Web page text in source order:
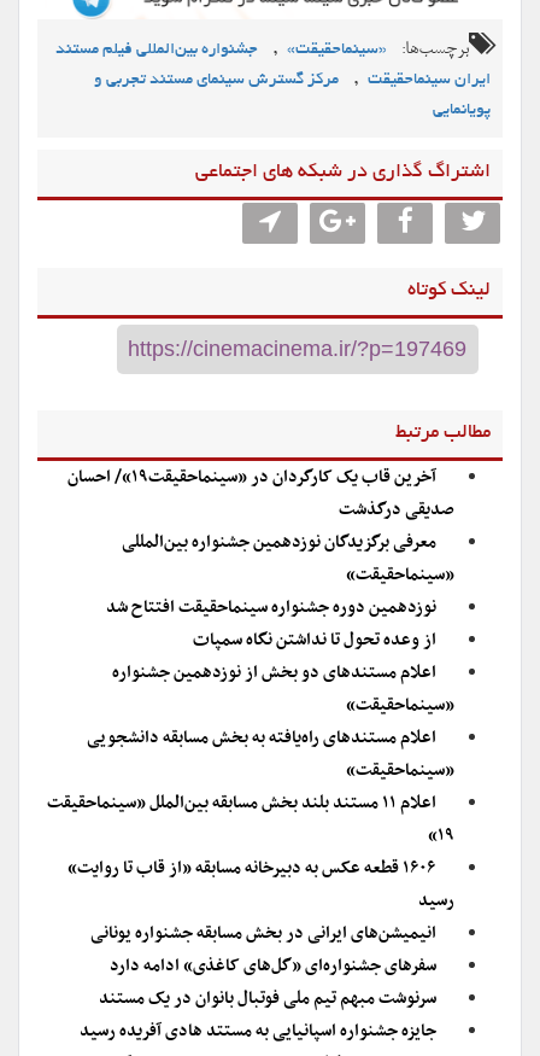
برچسب‌ها: «سینماحقیقت» ,
جشنواره بین‌المللی فیلم مستند
ایران سینماحقیقت ,
مرکز گسترش سینمای مستند تجربی و
پویانمایی
اشتراگ گذاری در شبکه های اجتماعی
لینک کوتاه
مطالب مرتبط
آخرین قاب یک کارگردان در «سینماحقیقت۱۹»/ احسان
صدیقی درگذشت
معرفی برگزیدگان نوزدهمین جشنواره بین‌المللی
«سینماحقیقت»
نوزدهمین دوره جشنواره سینماحقیقت افتتاح شد
از وعده تحول تا نداشتن نگاه سمپات
اعلام مستندهای دو بخش از نوزدهمین جشنواره
«سینماحقیقت»
اعلام مستندهای راه‌یافته به بخش مسابقه دانشجویی
«سینماحقیقت»
اعلام ۱۱ مستند بلند بخش مسابقه بین‎‌الملل «سینماحقیقت
۱۹»
۱۶۰۶ قطعه عکس به دبیرخانه مسابقه «از قاب تا روایت»
رسید
انیمیشن‌های ایرانی در بخش مسابقه جشنواره یونانی
سفرهای جشنواره‌ای «گل‌های کاغذی» ادامه دارد
سرنوشت مبهم تیم ملی فوتبال بانوان در یک مستند
جایزه جشنواره اسپانیایی به مستتد هادی آفریده رسید